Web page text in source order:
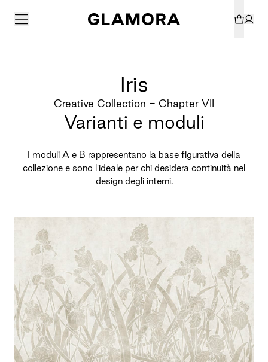
Iris
Creative Collection - Chapter VII
Varianti e moduli
I moduli A e B rappresentano la base figurativa della
collezione e sono l’ideale per chi desidera continuità nel
design degli interni.